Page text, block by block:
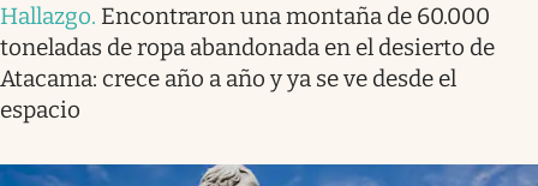
Hallazgo. Encontraron una montaña de 60.000
toneladas de ropa abandonada en el desierto de
Atacama: crece año a año y ya se ve desde el
espacio